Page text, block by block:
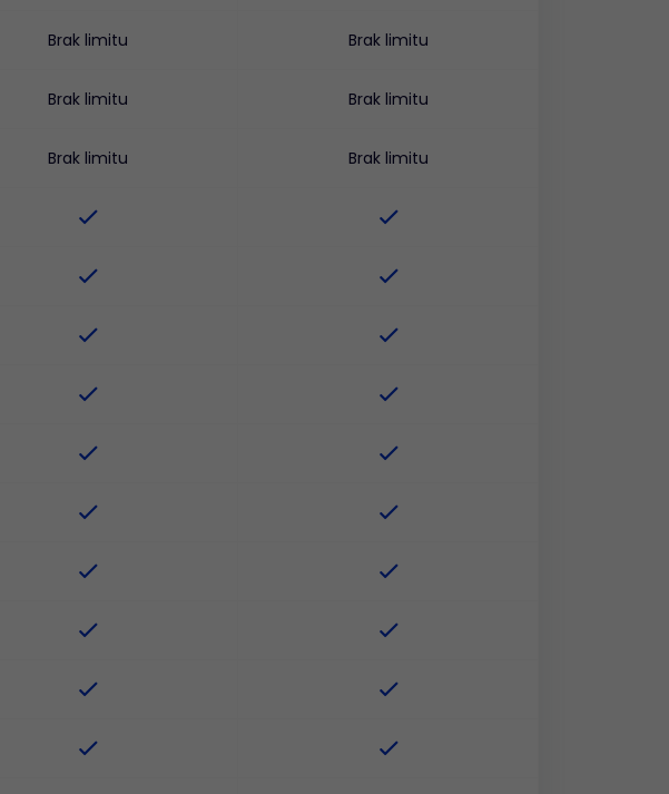
Brak limitu Brak limitu
Brak limitu Brak limitu
Brak limitu Brak limitu